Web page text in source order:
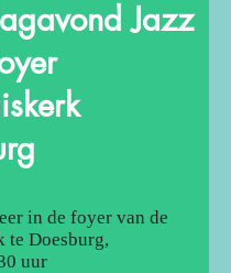
Jazz
in de foyer van de
te Doesburg,
uur